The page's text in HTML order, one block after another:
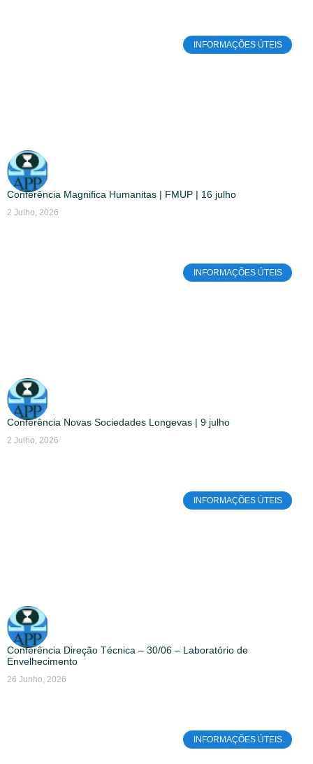
INFORMAÇÕES ÚTEIS
Conferência Magnifica Humanitas | FMUP | 16 julho
2 Julho, 2026
INFORMAÇÕES ÚTEIS
Conferência Novas Sociedades Longevas | 9 julho
2 Julho, 2026
INFORMAÇÕES ÚTEIS
Conferência Direção Técnica – 30/06 – Laboratório de
Envelhecimento
26 Junho, 2026
INFORMAÇÕES ÚTEIS